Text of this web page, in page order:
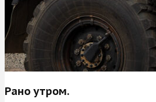
Рано утром.